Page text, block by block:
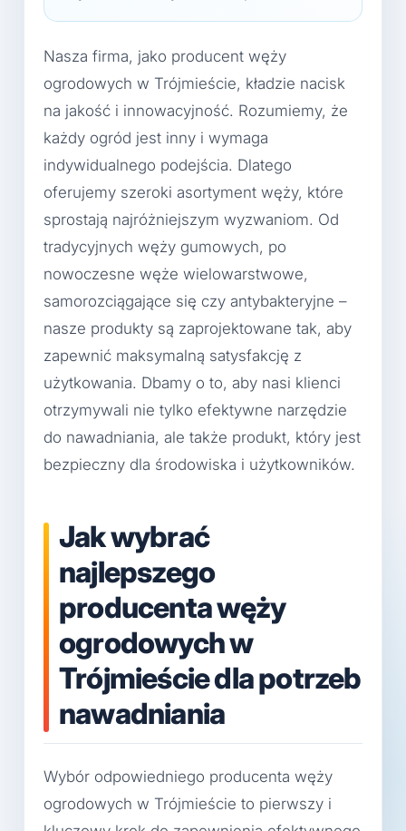
Nasza firma, jako producent węży
ogrodowych w Trójmieście, kładzie nacisk
na jakość i innowacyjność. Rozumiemy, że
każdy ogród jest inny i wymaga
indywidualnego podejścia. Dlatego
oferujemy szeroki asortyment węży, które
sprostają najróżniejszym wyzwaniom. Od
tradycyjnych węży gumowych, po
nowoczesne węże wielowarstwowe,
samorozciągające się czy antybakteryjne –
nasze produkty są zaprojektowane tak, aby
zapewnić maksymalną satysfakcję z
użytkowania. Dbamy o to, aby nasi klienci
otrzymywali nie tylko efektywne narzędzie
do nawadniania, ale także produkt, który jest
bezpieczny dla środowiska i użytkowników.
Jak wybrać
najlepszego
producenta węży
ogrodowych w
Trójmieście dla potrzeb
nawadniania
Wybór odpowiedniego producenta węży
ogrodowych w Trójmieście to pierwszy i